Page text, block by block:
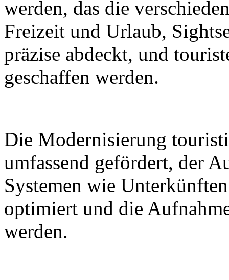
werden, das die
Freizeit und Urlaub,
präzise abdeckt, und
geschaffen werden.
Die Modernisierung
umfassend gefördert, der
Systemen wie
optimiert und die
werden.